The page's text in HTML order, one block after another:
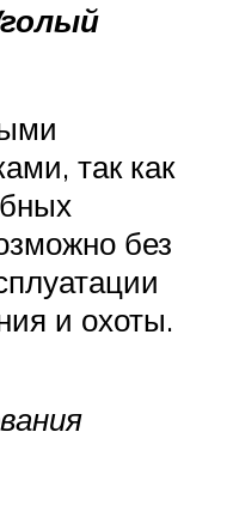
так как
без
и охоты.